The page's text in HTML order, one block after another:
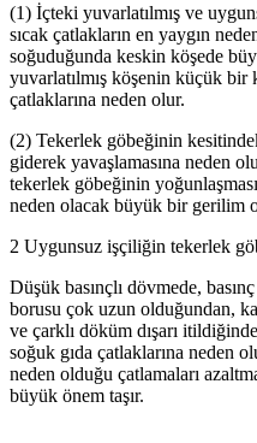
(1) İçteki yuvarlatılmış ve
sıcak çatlakların en yaygın
soğuduğunda keskin köşede
yuvarlatılmış köşenin küçük bir
çatlaklarına neden olur.
(2) Tekerlek göbeğinin
giderek yavaşlamasına neden
tekerlek göbeğinin
neden olacak büyük bir gerilim
2 Uygunsuz işçiliğin tekerlek
Düşük basınçlı dövmede,
borusu çok uzun olduğundan,
ve çarklı döküm dışarı
soğuk gıda çatlaklarına neden
neden olduğu çatlamaları
büyük önem taşır.